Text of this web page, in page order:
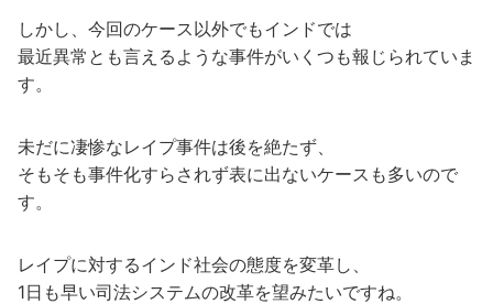
しかし、今回のケース以外でもインドでは
最近異常とも言えるような事件がいくつも報じられていま
す。
未だに凄惨なレイプ事件は後を絶たず、
そもそも事件化すらされず表に出ないケースも多いので
す。
レイプに対するインド社会の態度を変革し、
1日も早い司法システムの改革を望みたいですね。